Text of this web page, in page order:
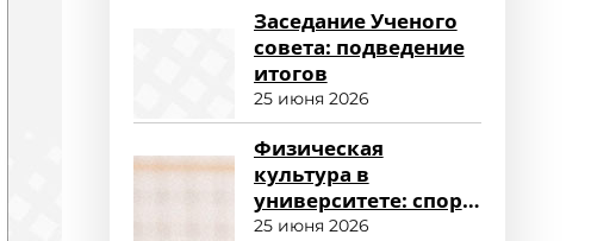
Заседание Ученого
совета: подведение
итогов
25 июня 2026
Физическая
культура в
университете: спорт
и здоровый образ
25 июня 2026